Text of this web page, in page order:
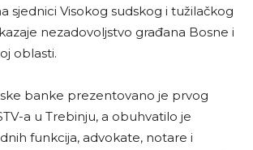
sjednici Visokog sudskog i tužilačkog
nezadovoljstvo građana Bosne i
oblasti.
banke prezentovano je prvog
a u Trebinju, a obuhvatilo je
funkcija, advokate, notare i